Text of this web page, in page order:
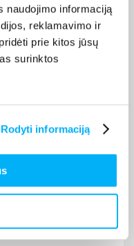
naudojimo informaciją
reklamavimo ir
prie kitos jūsų
surinktos
Rodyti informaciją
priimti patogų
ir išsirinkite
prekių turite
prasideda jų